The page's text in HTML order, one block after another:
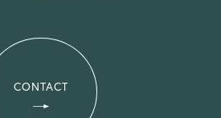
CONTACT